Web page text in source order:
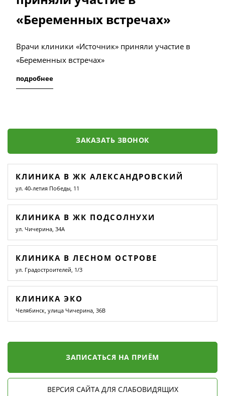
«Беременных встречах»
Врачи клиники «Источник» приняли участие в
«Беременных встречах»
подробнее
ЗАКАЗАТЬ ЗВОНОК
КЛИНИКА В ЖК АЛЕКСАНДРОВСКИЙ
ул. 40-летия Победы, 11
КЛИНИКА В ЖК ПОДСОЛНУХИ
ул. Чичерина, 34А
КЛИНИКА В ЛЕСНОМ ОСТРОВЕ
ул. Градостроителей, 1/3
КЛИНИКА ЭКО
Челябинск, улица Чичерина, 36В
ЗАПИСАТЬСЯ НА ПРИЁМ
ВЕРСИЯ САЙТА ДЛЯ СЛАБОВИДЯЩИХ